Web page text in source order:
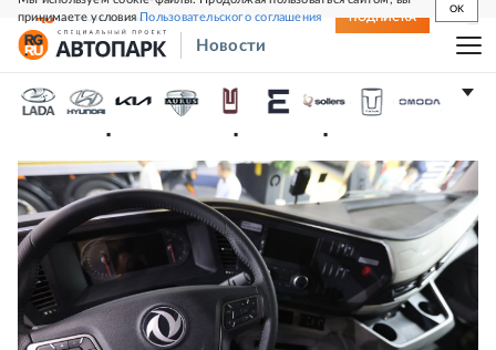
принимаете условияПользовательского соглашения
OK
СВЕЖИЙ НОМЕР ПОДПИСКА
Новости
Коммерческий транспорт